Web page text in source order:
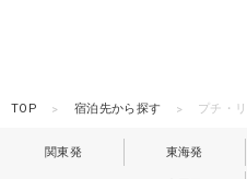
TOP 宿泊先から探す プチ・
関東発 東海発